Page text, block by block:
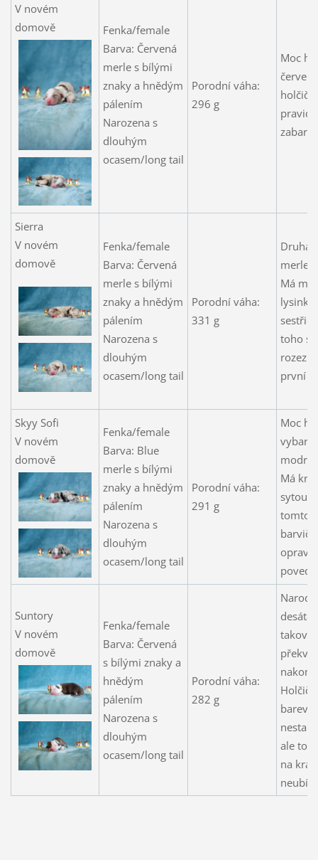
V novém
domově
Fenka/female
Barva: Červená
merle s bílými
znaky a hnědým
pálením
Narozena s
dlouhým
ocasem/long tail
Porodní váha:
296 g
Moc
Sierra
V novém
domově
Fenka/female
Barva: Červená
merle s bílými
znaky a hnědým
pálením
Narozena s
dlouhým
ocasem/long tail
Porodní váha:
331 g
Druhá
merle
Má
lysinku
toho se
první
Skyy Sofi
V novém
domově
Fenka/female
Barva: Blue
merle s bílými
znaky a hnědým
pálením
Narozena s
dlouhým
ocasem/long tail
Porodní váha:
291 g
Moc
modrá
Má
sytou
tomto
Suntory
V novém
domově
Fenka/female
Barva: Červená
s bílými znaky a
hnědým
pálením
Narozena s
dlouhým
ocasem/long tail
Porodní váha:
282 g
takové
ale to
na